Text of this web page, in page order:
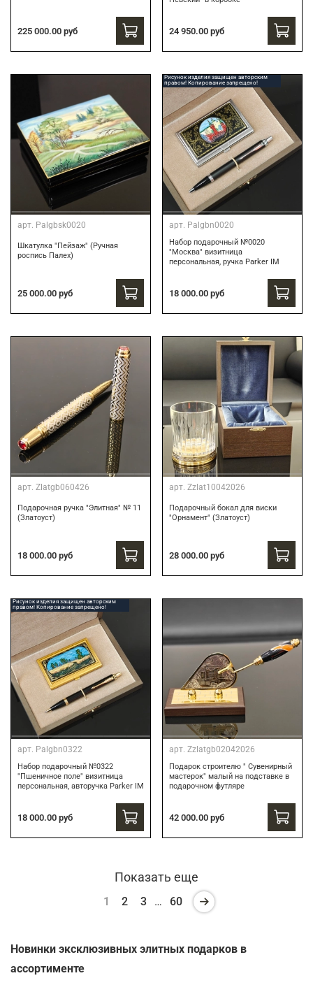
225 000.00 руб 24 950.00 руб
арт. Palgbsk0020
Шкатулка "Пейзаж" (Ручная
роспись Палех)
25 000.00 руб
Рисунок изделия защищен авторским
правом! Копирование запрещено!
арт. Palgbn0020
Набор подарочный №0020
"Москва" визитница
персональная, ручка Parker IM
18 000.00 руб
арт. Zlatgb060426
Подарочная ручка "Элитная" № 11
(Златоуст)
18 000.00 руб
арт. Zzlat10042026
Подарочный бокал для виски
"Орнамент" (Златоуст)
28 000.00 руб
Рисунок изделия защищен авторским
правом! Копирование запрещено!
арт. Palgbn0322
Набор подарочный №0322
"Пшеничное поле" визитница
персональная, авторучка Parker IM
18 000.00 руб
арт. Zzlatgb02042026
Подарок строителю " Сувенирный
мастерок" малый на подставке в
подарочном футляре
42 000.00 руб
Показать еще
1 2 3 … 60
Новинки эксклюзивных элитных подарков в
ассортименте